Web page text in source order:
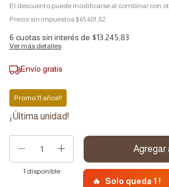
El descuento puede modificarse al combinar con
Precio sin impuestos $65.681,82
6 cuotas sin interés de $13.245,83
Ver más detalles
Envío gratis
Promo 11 años!!
¡Última unidad!
1 disponible
🔥 Solo queda 1 !